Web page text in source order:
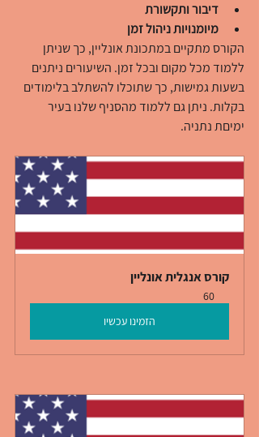
דיבור ותקשורת
מיומנויות ניהול זמן
הקורס מתקיים במתכונת אונליין, כך שניתן
ללמוד מכל מקום ובכל זמן. השיעורים ניתנים
בשעות גמישות, כך שתוכלו להשתלב בלימודים
בקלות. ניתן גם ללמוד מהסניף שלנו בעיר
ימיםת נתניה.
קורס אנגלית אונליין
60
הזמינו עכשיו